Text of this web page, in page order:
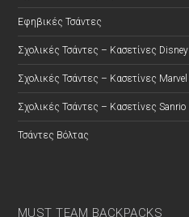
Εφηβικές Τσάντες
Σχολικές Τσάντες – Κασετίνες Disney
Σχολικές Τσάντες – Κασετίνες Marvel
Σχολικές Τσάντες – Κασετίνες Sanrio
Τσάντες Βόλτας
MUST TEAM BACKPACKS